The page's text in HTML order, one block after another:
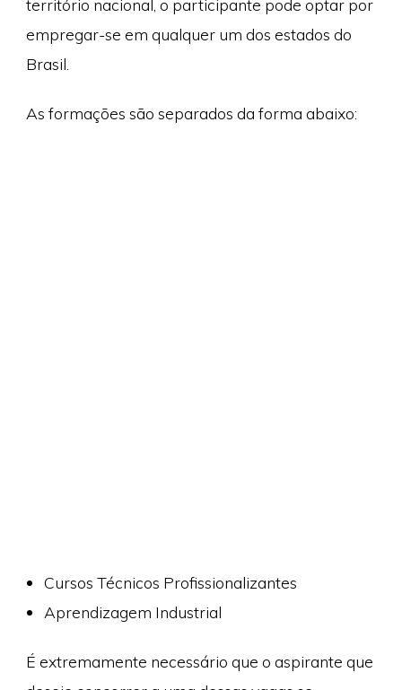
território nacional, o participante pode optar por
empregar-se em qualquer um dos estados do
Brasil.
As formações são separados da forma abaixo:
Cursos Técnicos Profissionalizantes
Aprendizagem Industrial
É extremamente necessário que o aspirante que